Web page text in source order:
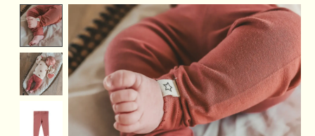
Product image slideshow Items